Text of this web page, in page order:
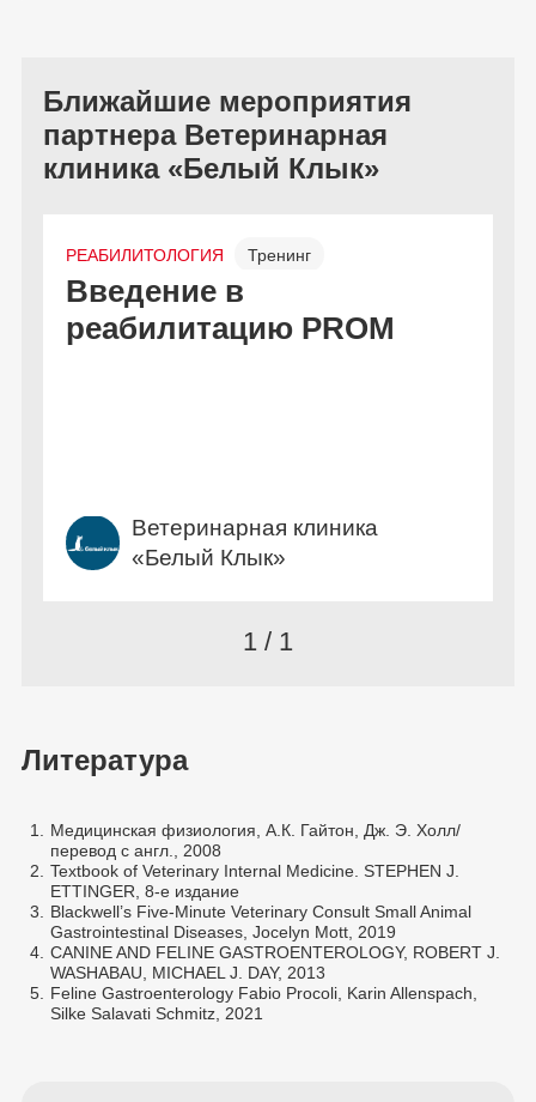
Ближайшие мероприятия
партнера Ветеринарная
клиника «Белый Клык»
РЕАБИЛИТОЛОГИЯ Тренинг
Офлайн Бесплатно
Введение в
реабилитацию PROM
Ветеринарная клиника
«Белый Клык»
1 / 1
Литература
1.
Медицинская физиология, А.К. Гайтон, Дж. Э. Холл/
перевод с англ., 2008
2.
Textbook of Veterinary Internal Medicine. STEPHEN J.
ETTINGER, 8-е издание
3.
Blackwell’s Five‐Minute Veterinary Consult Small Animal
Gastrointestinal Diseases, Jocelyn Mott, 2019
4. CANINE AND FELINE GASTROENTEROLOGY, ROBERT J.
WASHABAU, MICHAEL J. DAY, 2013
5.
Feline Gastroenterology Fabio Procoli, Karin Allenspach,
Silke Salavati Schmitz, 2021